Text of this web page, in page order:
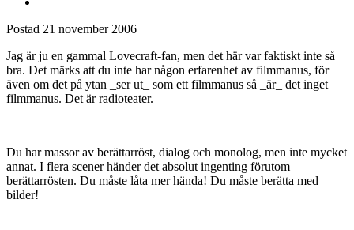
Postad 21 november 2006
Jag är ju en gammal Lovecraft-fan, men det här var faktiskt inte så
bra. Det märks att du inte har någon erfarenhet av filmmanus, för
även om det på ytan _ser ut_ som ett filmmanus så _är_ det inget
filmmanus. Det är radioteater.
Du har massor av berättarröst, dialog och monolog, men inte mycket
annat. I flera scener händer det absolut ingenting förutom
berättarrösten. Du måste låta mer hända! Du måste berätta med
bilder!